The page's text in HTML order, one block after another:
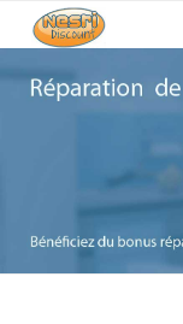
ACCUEIL
VAL DE MARNE
HAUTS DE SEINE